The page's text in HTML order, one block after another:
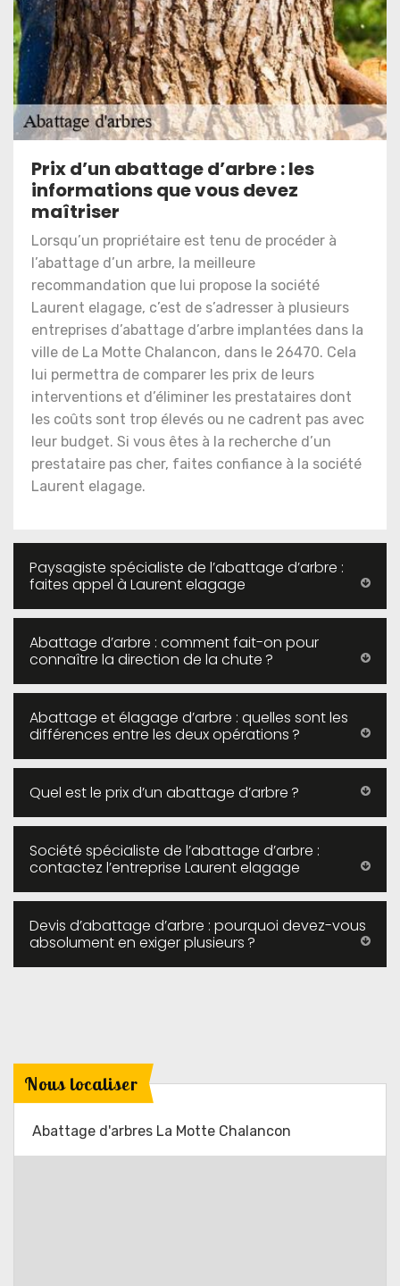
Prix d’un abattage d’arbre : les
informations que vous devez
maîtriser
Lorsqu’un propriétaire est tenu de procéder à
l’abattage d’un arbre, la meilleure
recommandation que lui propose la société
Laurent elagage, c’est de s’adresser à plusieurs
entreprises d’abattage d’arbre implantées dans la
ville de La Motte Chalancon, dans le 26470. Cela
lui permettra de comparer les prix de leurs
interventions et d’éliminer les prestataires dont
les coûts sont trop élevés ou ne cadrent pas avec
leur budget. Si vous êtes à la recherche d’un
prestataire pas cher, faites confiance à la société
Laurent elagage.
Paysagiste spécialiste de l’abattage d’arbre :
faites appel à Laurent elagage
Abattage d’arbre : comment fait-on pour
connaître la direction de la chute ?
Abattage et élagage d’arbre : quelles sont les
différences entre les deux opérations ?
Quel est le prix d’un abattage d’arbre ?
Société spécialiste de l’abattage d’arbre :
contactez l’entreprise Laurent elagage
Devis d’abattage d’arbre : pourquoi devez-vous
absolument en exiger plusieurs ?
Nous localiser
Abattage d'arbres La Motte Chalancon